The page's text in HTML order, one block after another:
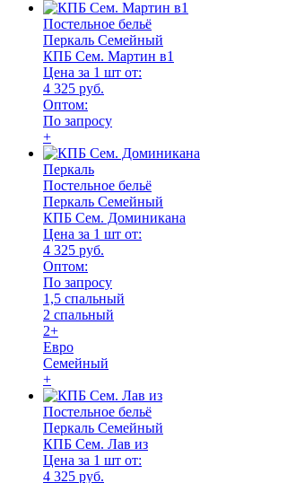
Постельное бельё
Перкаль Семейный
КПБ Сем. Мартин в1
Цена за 1 шт от:
4 325 руб.
Оптом:
По запросу
+
Перкаль
Постельное бельё
Перкаль Семейный
КПБ Сем. Доминикана
Цена за 1 шт от:
4 325 руб.
Оптом:
По запросу
1,5 спальный
2 спальный
2+
Евро
Семейный
+
Постельное бельё
Перкаль Семейный
КПБ Сем. Лав из
Цена за 1 шт от:
4 325 руб.